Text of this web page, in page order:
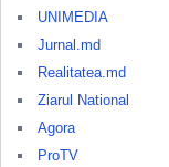
UNIMEDIA
Jurnal.md
Realitatea.md
Ziarul National
Agora
ProTV